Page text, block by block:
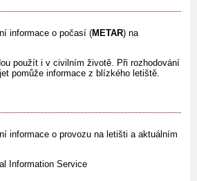
informace o počasí (METAR) na
použít i v civilním životě. Při rozhodování
pomůže informace z blízkého letiště.
informace o provozu na letišti a aktuálním
Information Service